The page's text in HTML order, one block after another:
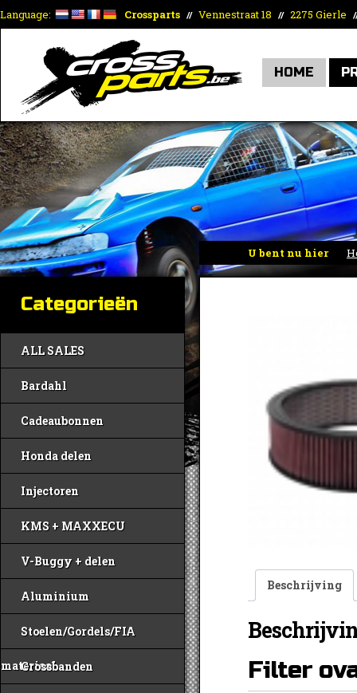
Language: Crossparts // Vennestraat 18 // 2275 Gierle
HOME
U bent nu hier
Categorieën
ALL SALES
Bardahl
Cadeaubonnen
Honda delen
Injectoren
KMS + MAXXECU
V-Buggy + delen
Aluminium
Stoelen/Gordels/FIA
materiaal
Crossbanden
Beschrijving
Filter